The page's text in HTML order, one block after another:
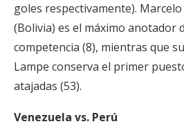
goles respectivamente).
(Bolivia) es el máximo anotador
competencia (8), mientras que
Lampe conserva el primer
atajadas (53).
Venezuela vs. Perú